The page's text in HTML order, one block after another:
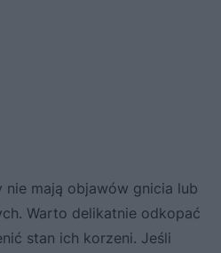
mają objawów gnicia lub
Warto delikatnie odkopać
stan ich korzeni. Jeśli